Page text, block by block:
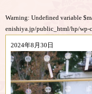
Warning: Undefined variable
enishiya.jp/public_html/hp/wp-
2024年8月30日